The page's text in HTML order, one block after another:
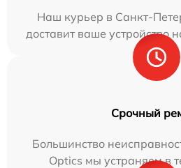
Наш курьер в Санкт-
доставит ваше устройство
Срочный
Большинство
Optics мы устраняем в